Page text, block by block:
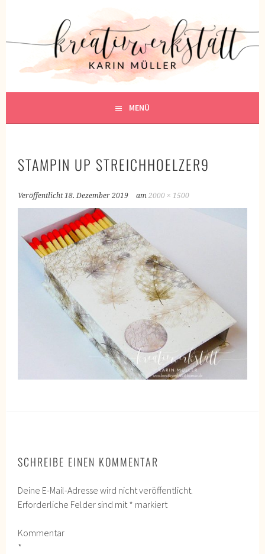
KREATIVWERKSTATT
KREATIV SEIN
MENÜ
STAMPIN UP STREICHHOELZER9
Veröffentlicht18. Dezember 2019 am2000 × 1500
SCHREIBE EINEN KOMMENTAR
Deine E-Mail-Adresse wird nicht veröffentlicht.
Erforderliche Felder sind mit* markiert
Kommentar
*